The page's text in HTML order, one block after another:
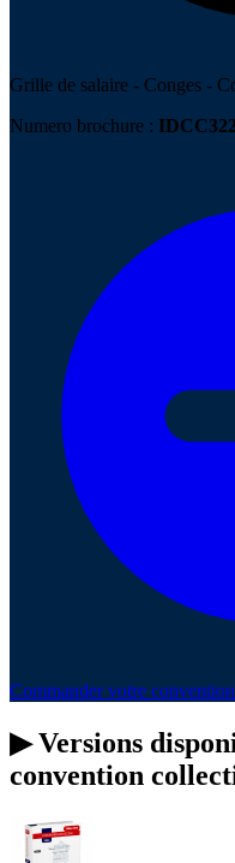
Grille de salaire - Conges -
Numero brochure :
Commander votre
▶Versions
convention